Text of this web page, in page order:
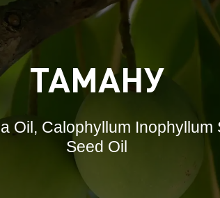
ТАМАНУ
Oil, Calophyllum Inophyllum
Seed Oil